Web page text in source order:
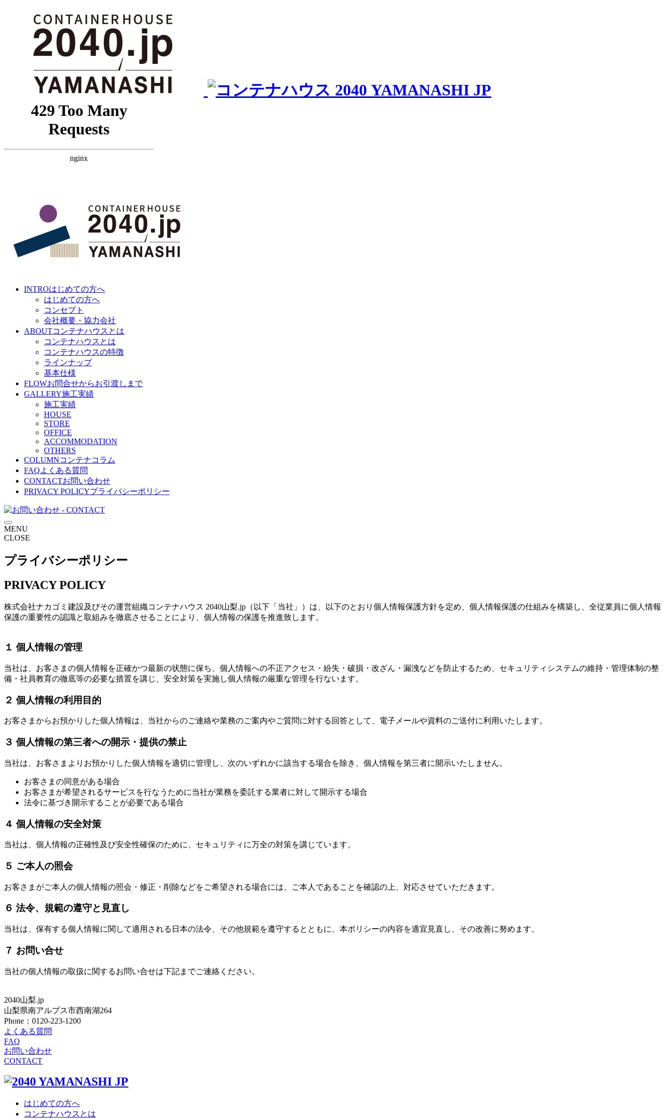
INTROはじめての方へ
はじめての方へ
コンセプト
会社概要・協力会社
ABOUTコンテナハウスとは
コンテナハウスとは
コンテナハウスの特徴
ラインナップ
基本仕様
FLOWお問合せからお引渡しまで
GALLERY施工実績
施工実績
HOUSE
STORE
OFFICE
ACCOMMODATION
OTHERS
COLUMNコンテナコラム
FAQよくある質問
CONTACTお問い合わせ
PRIVACY POLICYプライバシーポリシー
MENU
CLOSE
プライバシーポリシー
PRIVACY POLICY
株式会社ナカゴミ建設及びその運営組織コンテナハウス 2040山梨.jp（以下「当社」）は、以下のとおり個人情報保護方針を定め、個人情報保護の仕組みを構築し、全従業員に個人情報
保護の重要性の認識と取組みを徹底させることにより、個人情報の保護を推進致します。
１ 個人情報の管理
当社は、お客さまの個人情報を正確かつ最新の状態に保ち、個人情報への不正アクセス・紛失・破損・改ざん・漏洩などを防止するため、セキュリティシステムの維持・管理体制の整
備・社員教育の徹底等の必要な措置を講じ、安全対策を実施し個人情報の厳重な管理を行ないます。
２ 個人情報の利用目的
お客さまからお預かりした個人情報は、当社からのご連絡や業務のご案内やご質問に対する回答として、電子メールや資料のご送付に利用いたします。
３ 個人情報の第三者への開示・提供の禁止
当社は、お客さまよりお預かりした個人情報を適切に管理し、次のいずれかに該当する場合を除き、個人情報を第三者に開示いたしません。
お客さまの同意がある場合
お客さまが希望されるサービスを行なうために当社が業務を委託する業者に対して開示する場合
法令に基づき開示することが必要である場合
４ 個人情報の安全対策
当社は、個人情報の正確性及び安全性確保のために、セキュリティに万全の対策を講じています。
５ ご本人の照会
お客さまがご本人の個人情報の照会・修正・削除などをご希望される場合には、ご本人であることを確認の上、対応させていただきます。
６ 法令、規範の遵守と見直し
当社は、保有する個人情報に関して適用される日本の法令、その他規範を遵守するとともに、本ポリシーの内容を適宜見直し、その改善に努めます。
７ お問い合せ
当社の個人情報の取扱に関するお問い合せは下記までご連絡ください。
2040山梨.jp
山梨県南アルプス市西南湖264
Phone：0120-223-1200
よくある質問
FAQ
お問い合わせ
CONTACT
はじめての方へ
コンテナハウスとは